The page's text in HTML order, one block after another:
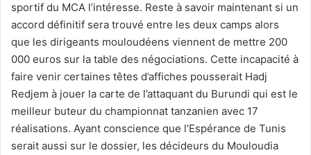
sportif du MCA l’intéresse. Reste à savoir maintenant si un
accord définitif sera trouvé entre les deux camps alors
que les dirigeants mouloudéens viennent de mettre 200
000 euros sur la table des négociations. Cette incapacité à
faire venir certaines têtes d’affiches pousserait Hadj
Redjem à jouer la carte de l’attaquant du Burundi qui est le
meilleur buteur du championnat tanzanien avec 17
réalisations. Ayant conscience que l’Espérance de Tunis
serait aussi sur le dossier, les décideurs du Mouloudia